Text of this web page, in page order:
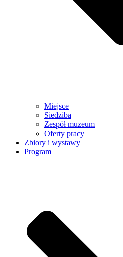
Miejsce
Siedziba
Zespół muzeum
Oferty pracy
Zbiory i wystawy
Program